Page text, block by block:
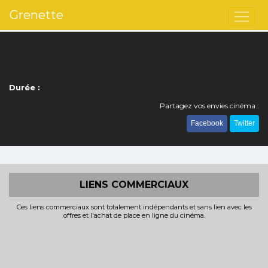
Grenette
Durée :
Partagez vos envies cinéma :
Facebook Twitter
LIENS COMMERCIAUX
Ces liens commerciaux sont totalement indépendants et sans lien avec les
offres et l'achat de place en ligne du cinéma.